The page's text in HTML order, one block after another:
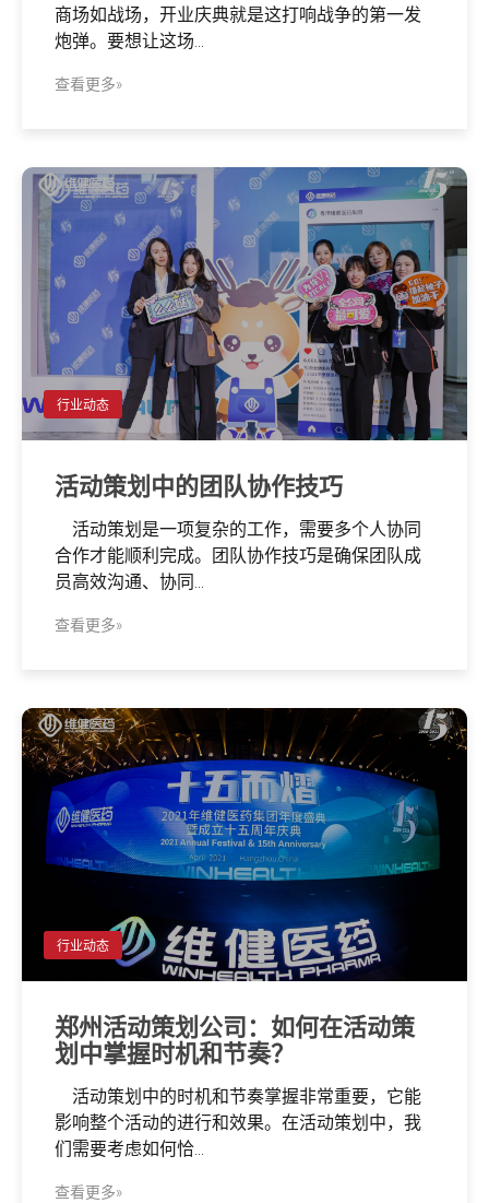
商场如战场，开业庆典就是这打响战争的第一发
炮弹。要想让这场...
查看更多»
行业动态
活动策划中的团队协作技巧
活动策划是一项复杂的工作，需要多个人协同
合作才能顺利完成。团队协作技巧是确保团队成
员高效沟通、协同...
查看更多»
行业动态
郑州活动策划公司：如何在活动策
划中掌握时机和节奏？
活动策划中的时机和节奏掌握非常重要，它能
影响整个活动的进行和效果。在活动策划中，我
们需要考虑如何恰...
查看更多»